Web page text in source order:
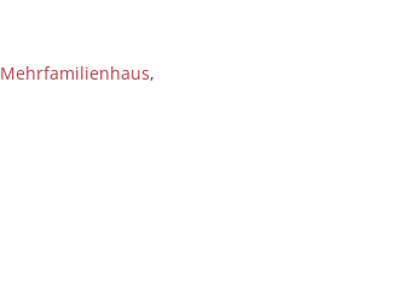
Mehrfamilienhaus,